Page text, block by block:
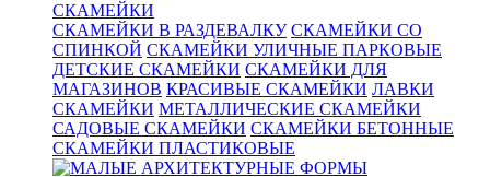
СКАМЕЙКИ
СКАМЕЙКИ В РАЗДЕВАЛКУ СКАМЕЙКИ СО
СПИНКОЙ СКАМЕЙКИ УЛИЧНЫЕ ПАРКОВЫЕ
ДЕТСКИЕ СКАМЕЙКИ СКАМЕЙКИ ДЛЯ
МАГАЗИНОВ КРАСИВЫЕ СКАМЕЙКИ ЛАВКИ
СКАМЕЙКИ МЕТАЛЛИЧЕСКИЕ СКАМЕЙКИ
САДОВЫЕ СКАМЕЙКИ СКАМЕЙКИ БЕТОННЫЕ
СКАМЕЙКИ ПЛАСТИКОВЫЕ